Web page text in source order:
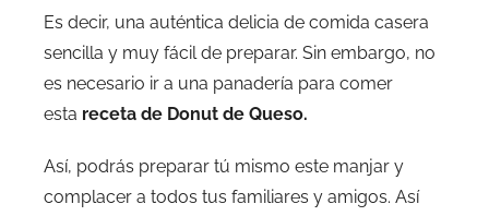
Es decir, una auténtica delicia de comida casera
sencilla y muy fácil de preparar. Sin embargo, no
es necesario ir a una panadería para comer
esta receta de Donut de Queso.
Así, podrás preparar tú mismo este manjar y
complacer a todos tus familiares y amigos. Así